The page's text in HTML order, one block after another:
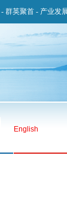
- 群英聚首 - 产业发
English